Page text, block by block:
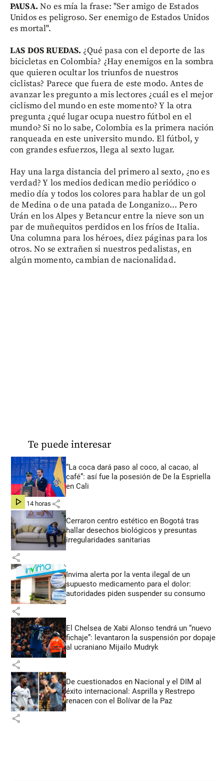
PAUSA. No es mía la frase: "Ser amigo de Estados
Unidos es peligroso. Ser enemigo de Estados Unidos
es mortal".
LAS DOS RUEDAS. ¿Qué pasa con el deporte de las
bicicletas en Colombia? ¿Hay enemigos en la sombra
que quieren ocultar los triunfos de nuestros
ciclistas? Parece que fuera de este modo. Antes de
avanzar les pregunto a mis lectores ¿cuál es el mejor
ciclismo del mundo en este momento? Y la otra
pregunta ¿qué lugar ocupa nuestro fútbol en el
mundo? Si no lo sabe, Colombia es la primera nación
ranqueada en este universito mundo. El fútbol, y
con grandes esfuerzos, llega al sexto lugar.
Hay una larga distancia del primero al sexto, ¿no es
verdad? Y los medios dedican medio periódico o
medio día y todos los colores para hablar de un gol
de Medina o de una patada de Longanizo... Pero
Urán en los Alpes y Betancur entre la nieve son un
par de muñequitos perdidos en los fríos de Italia.
Una columna para los héroes, diez páginas para los
otros. No se extrañen si nuestros pedalistas, en
algún momento, cambian de nacionalidad.
Te puede interesar
“La coca dará paso al coco, al cacao, al
café”: así fue la posesión de De la Espriella
en Cali
hace 14 horas share
Cerraron centro estético en Bogotá tras
hallar desechos biológicos y presuntas
irregularidades sanitarias
share
Invima alerta por la venta ilegal de un
supuesto medicamento para el dolor:
autoridades piden suspender su consumo
share
El Chelsea de Xabi Alonso tendrá un “nuevo
fichaje”: levantaron la suspensión por dopaje
al ucraniano Mijailo Mudryk
share
De cuestionados en Nacional y el DIM al
éxito internacional: Asprilla y Restrepo
renacen con el Bolívar de la Paz
share